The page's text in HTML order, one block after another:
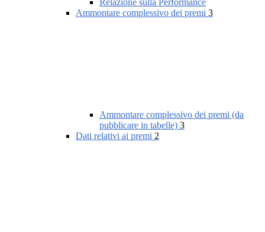
Relazione sulla Performance
Ammontare complessivo dei premi 3
Ammontare complessivo dei premi (da
pubblicare in tabelle) 3
Dati relativi ai premi 2